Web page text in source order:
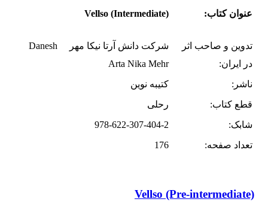
عنوان کتاب: Vellso (Intermediate)
تدوین و صاحب اثر
در ایران:
شرکت دانش آرتا نیکا مهر Danesh
Arta Nika Mehr
ناشر:
کتیبه نوین
قطع کتاب:
رحلی
شابک:
978-622-307-404-2
تعداد صفحه:
176
Vellso (Pre-intermediate)